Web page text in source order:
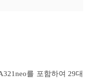
를 포함하여 29대